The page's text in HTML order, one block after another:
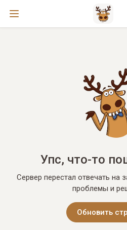
Упс, что-то
Сервер перестал отвечать на
проблемы и
Обновить